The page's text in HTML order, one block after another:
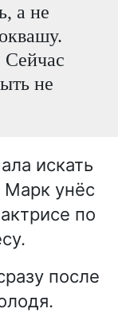
а не
Сейчас
не
искать
Марк унёс
по
после